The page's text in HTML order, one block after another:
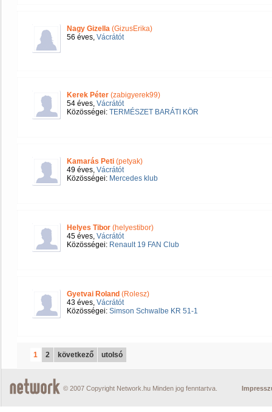
Nagy Gizella (GizusErika)
56 éves, Vácrátót
Kerek Péter (zabigyerek99)
54 éves, Vácrátót
Közösségei: TERMÉSZET BARÁTI KÖR
Kamarás Peti (petyak)
49 éves, Vácrátót
Közösségei: Mercedes klub
Helyes Tibor (helyestibor)
45 éves, Vácrátót
Közösségei: Renault 19 FAN Club
Gyetvai Roland (Rolesz)
43 éves, Vácrátót
Közösségei: Simson Schwalbe KR 51-1
1 2 következő utolsó
© 2007 Copyright Network.hu Minden jog fenntartva.